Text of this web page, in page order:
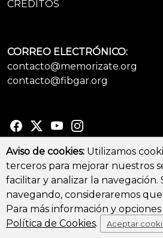
CRÉDITOS
CORREO ELECTRÓNICO:
contacto@memorizate.org
contacto@fibgar.org
© Copyright 2026 - All
Aviso legal y Política de privacidad
Aviso de cookies: Utilizamos
terceros para mejorar nuestros
facilitar y analizar la navegación.
navegando, consideraremos que
Para más información y
Política de Cookies. Aceptar